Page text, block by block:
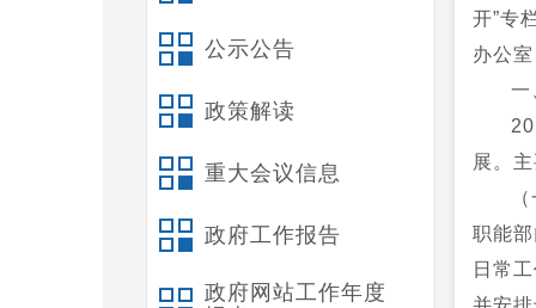
公示公告
政策解读
重大会议信息
政府工作报告
政府网站工作年度
开”专
办公
一
展。
职能
日常